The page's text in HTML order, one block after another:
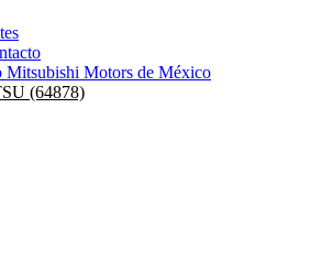
Mitsubishi Motors de México
(64878)